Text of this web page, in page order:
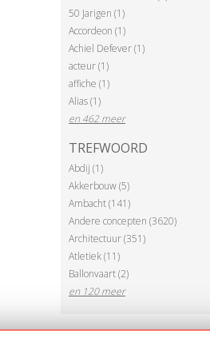
50 Jarigen (1)
Accordeon (1)
Achiel Defever (1)
acteur (1)
affiche (1)
Alias (1)
en 462 meer
TREFWOORD
Abdij (1)
Akkerbouw (5)
Ambacht (141)
Andere concepten (3620)
Architectuur (351)
Atletiek (11)
Ballonvaart (2)
en 120 meer